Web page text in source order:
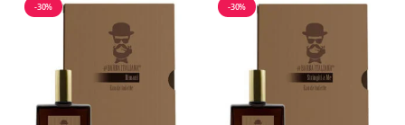
-30% -30%